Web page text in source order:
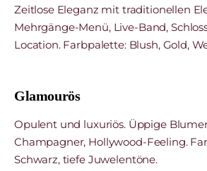
Zeitlose Eleganz mit traditionellen
Mehrgänge-Menü, Live-Band,
Location. Farbpalette: Blush, Gold,
Glamourös
Opulent und luxuriös. Üppige
Champagner, Hollywood-Feeling.
Schwarz, tiefe Juwelentöne.